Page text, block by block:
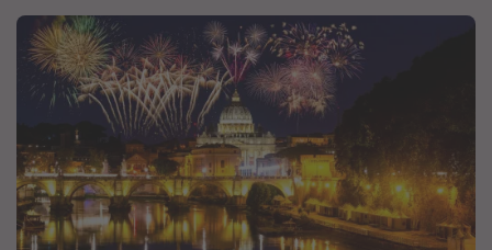
Hotel
Vacanze
Crociere
Destinazioni
Tutte le destinazioni
Italia